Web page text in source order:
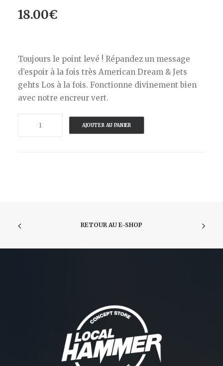
18.00€
Toujours le point levé ! Répandez un message
d’espoir à la fois très American Dream & Jets
gehts Los à la fois. Fonctionne divinement bien
avec notre encreur vert.
AJOUTER AU PANIER
RETOUR AU E-SHOP